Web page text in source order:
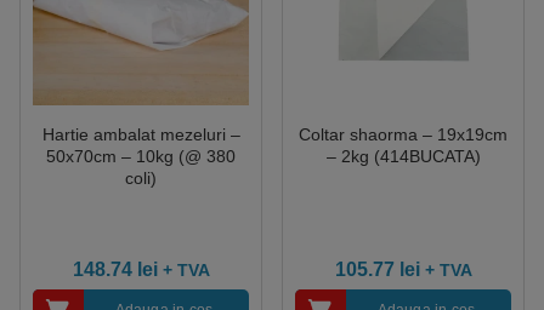
Hartie ambalat mezeluri –
50x70cm – 10kg (@ 380
coli)
148.74 lei + TVA
Coltar shaorma – 19x19cm
– 2kg (414BUCATA)
105.77 lei + TVA